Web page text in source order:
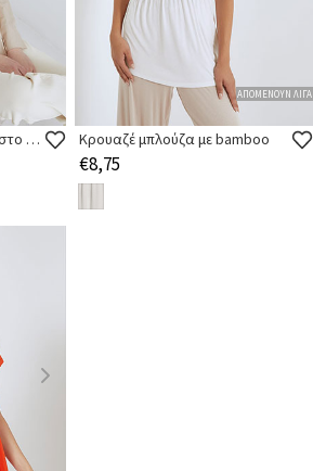
Πουκάμισο με ανοίγματα στο πλάι
ΑΠΟΜΕΝΟΥΝ ΛΙΓΑ
Κρουαζέ μπλούζα με bamboo
€8,75